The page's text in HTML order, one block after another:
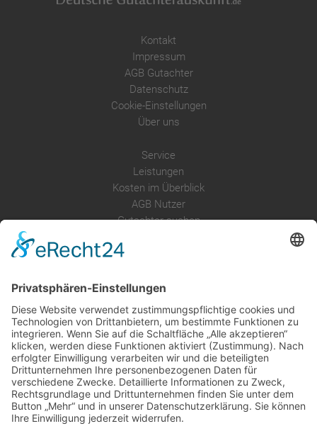
Kontakt
Impressum
AGB Gutachter
Datenschutz
Cookie-Einstellungen
Über uns
Service
Leistungen
Kosten im Überblick
AGB Nutzer
Gutachter suchen
Anfrage
Presse
Partner: Der DGuSV
als Gutachter eintragen
Infos für Suchende